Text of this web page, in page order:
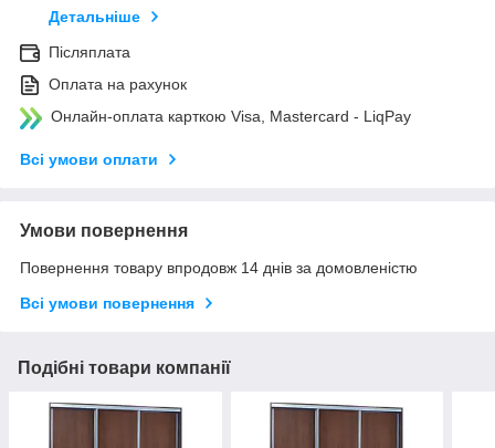
Детальніше
Післяплата
Оплата на рахунок
Онлайн-оплата карткою Visa, Mastercard - LiqPay
Всі умови оплати
Умови повернення
Повернення товару впродовж 14 днів за домовленістю
Всі умови повернення
Подібні товари компанії